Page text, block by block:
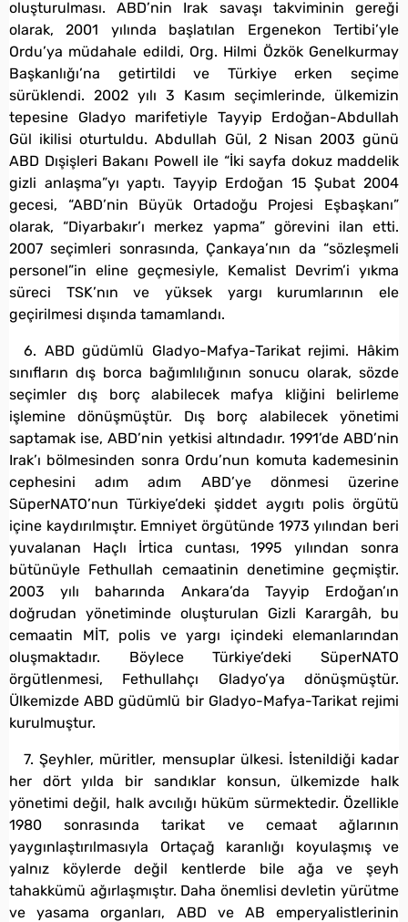
oluşturulması. ABD’nin Irak savaşı takviminin gereği
olarak, 2001 yılında başlatılan Ergenekon Tertibi’yle
Ordu’ya müdahale edildi, Org. Hilmi Özkök Genelkurmay
Başkanlığı’na getirtildi ve Türkiye erken seçime
sürüklendi. 2002 yılı 3 Kasım seçimlerinde, ülkemizin
tepesine Gladyo marifetiyle Tayyip Erdoğan-Abdullah
Gül ikilisi oturtuldu. Abdullah Gül, 2 Nisan 2003 günü
ABD Dışişleri Bakanı Powell ile “İki sayfa dokuz maddelik
gizli anlaşma”yı yaptı. Tayyip Erdoğan 15 Şubat 2004
gecesi, “ABD’nin Büyük Ortadoğu Projesi Eşbaşkanı”
olarak, “Diyarbakır’ı merkez yapma” görevini ilan etti.
2007 seçimleri sonrasında, Çankaya’nın da “sözleşmeli
personel”in eline geçmesiyle, Kemalist Devrim’i yıkma
süreci TSK’nın ve yüksek yargı kurumlarının ele
geçirilmesi dışında tamamlandı.
6. ABD güdümlü Gladyo-Mafya-Tarikat rejimi. Hâkim
sınıfların dış borca bağımlılığının sonucu olarak, sözde
seçimler dış borç alabilecek mafya kliğini belirleme
işlemine dönüşmüştür. Dış borç alabilecek yönetimi
saptamak ise, ABD’nin yetkisi altındadır. 1991’de ABD’nin
Irak’ı bölmesinden sonra Ordu’nun komuta kademesinin
cephesini adım adım ABD’ye dönmesi üzerine
SüperNATO’nun Türkiye’deki şiddet aygıtı polis örgütü
içine kaydırılmıştır. Emniyet örgütünde 1973 yılından beri
yuvalanan Haçlı İrtica cuntası, 1995 yılından sonra
bütünüyle Fethullah cemaatinin denetimine geçmiştir.
2003 yılı baharında Ankara’da Tayyip Erdoğan’ın
doğrudan yönetiminde oluşturulan Gizli Karargâh, bu
cemaatin MİT, polis ve yargı içindeki elemanlarından
oluşmaktadır. Böylece Türkiye’deki SüperNATO
örgütlenmesi, Fethullahçı Gladyo’ya dönüşmüştür.
Ülkemizde ABD güdümlü bir Gladyo-Mafya-Tarikat rejimi
kurulmuştur.
7. Şeyhler, müritler, mensuplar ülkesi. İstenildiği kadar
her dört yılda bir sandıklar konsun, ülkemizde halk
yönetimi değil, halk avcılığı hüküm sürmektedir. Özellikle
1980 sonrasında tarikat ve cemaat ağlarının
yaygınlaştırılmasıyla Ortaçağ karanlığı koyulaşmış ve
yalnız köylerde değil kentlerde bile ağa ve şeyh
tahakkümü ağırlaşmıştır. Daha önemlisi devletin yürütme
ve yasama organları, ABD ve AB emperyalistlerinin